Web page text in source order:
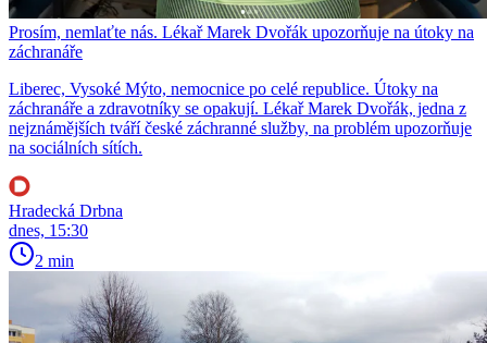
Prosím, nemlaťte nás. Lékař Marek Dvořák upozorňuje na útoky na
záchranáře
Liberec, Vysoké Mýto, nemocnice po celé republice. Útoky na
záchranáře a zdravotníky se opakují. Lékař Marek Dvořák, jedna z
nejznámějších tváří české záchranné služby, na problém upozorňuje
na sociálních sítích.
Hradecká Drbna
dnes, 15:30
2 min